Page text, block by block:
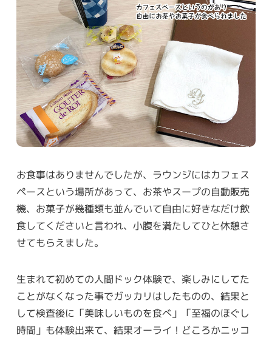
お食事はありませんでしたが、ラウンジにはカフェス
ペースという場所があって、お茶やスープの自動販売
機、お菓子が幾種類も並んでいて自由に好きなだけ飲
食してくださいと言われ、小腹を満たしてひと休憩さ
せてもらえました。
生まれて初めての人間ドック体験で、楽しみにしてた
ことがなくなった事でガッカリはしたものの、結果と
して検査後に「美味しいものを食べ」「至福のほぐし
時間」も体験出来て、結果オーライ！どころかニッコ